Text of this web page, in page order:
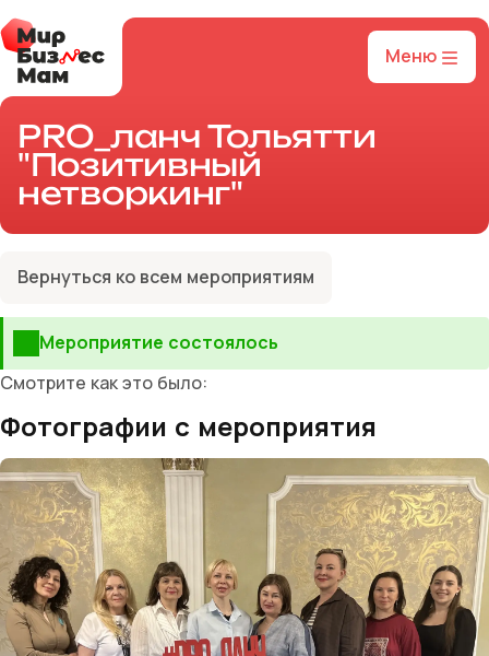
Меню
PRO_ланч Тольятти
"Позитивный
нетворкинг"
Вернуться ко всем мероприятиям
Мероприятие состоялось
Смотрите как это было:
Фотографии с мероприятия